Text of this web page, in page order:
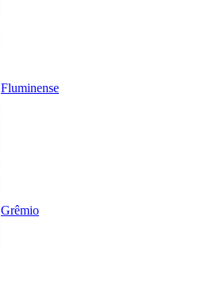
Fluminense
Grêmio